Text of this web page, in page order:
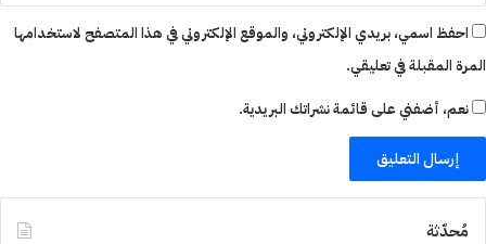
احفظ اسمي، بريدي الإلكتروني، والموقع الإلكتروني في هذا المتصفح لاستخدامها
المرة المقبلة في تعليقي.
نعم، أضفني على قائمة نشراتك البريدية.
مُحدّثة